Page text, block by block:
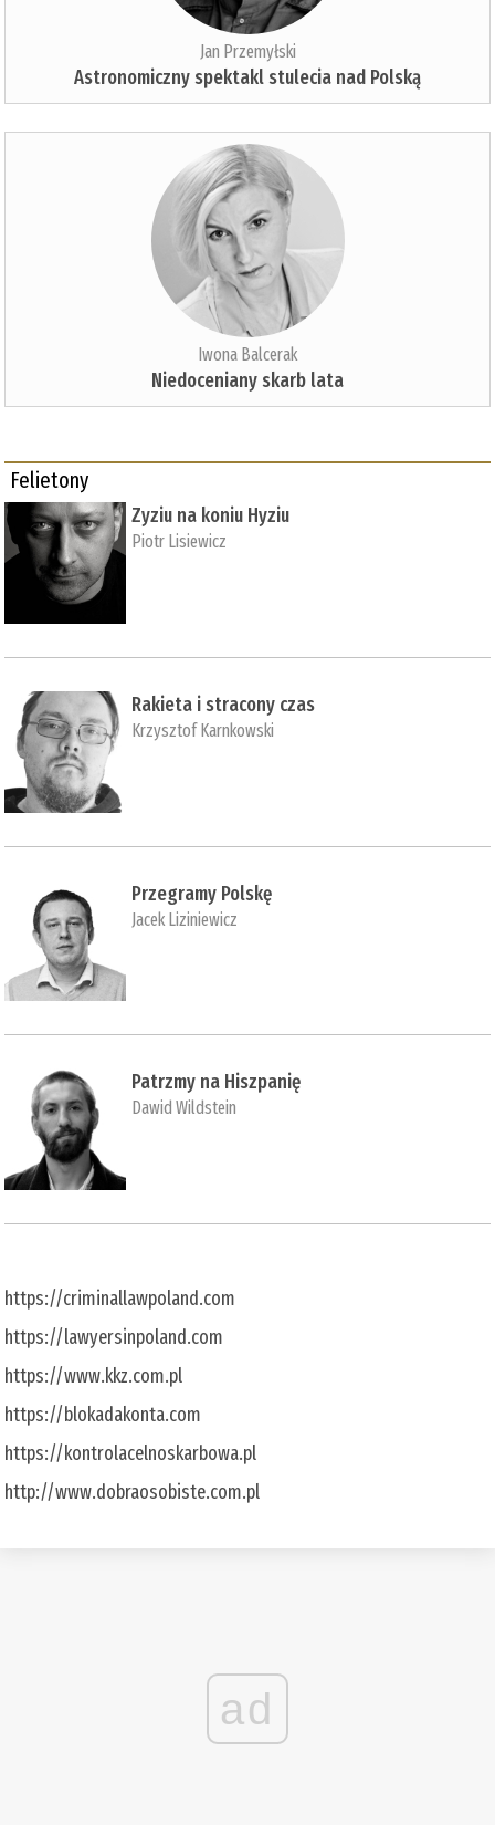
Jan Przemyłski
Astronomiczny spektakl stulecia nad Polską
Iwona Balcerak
Niedoceniany skarb lata
Felietony
Zyziu na koniu Hyziu
Piotr Lisiewicz
Rakieta i stracony czas
Krzysztof Karnkowski
Przegramy Polskę
Jacek Liziniewicz
Patrzmy na Hiszpanię
Dawid Wildstein
https://criminallawpoland.com
https://lawyersinpoland.com
https://www.kkz.com.pl
https://blokadakonta.com
https://kontrolacelnoskarbowa.pl
http://www.dobraosobiste.com.pl
ad